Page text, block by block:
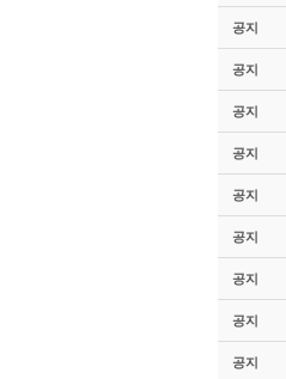
공지
공지
공지
공지
공지
공지
공지
공지
공지